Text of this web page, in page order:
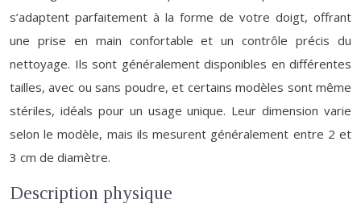
s’adaptent parfaitement à la forme de votre doigt, offrant
une prise en main confortable et un contrôle précis du
nettoyage. Ils sont généralement disponibles en différentes
tailles, avec ou sans poudre, et certains modèles sont même
stériles, idéals pour un usage unique. Leur dimension varie
selon le modèle, mais ils mesurent généralement entre 2 et
3 cm de diamètre.
Description physique